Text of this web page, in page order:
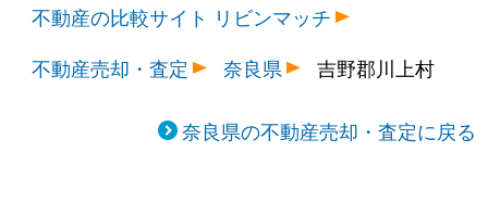
不動産の比較サイト リビンマッチ
不動産売却・査定
奈良県 吉野郡川上村
奈良県の不動産売却・査定に戻る